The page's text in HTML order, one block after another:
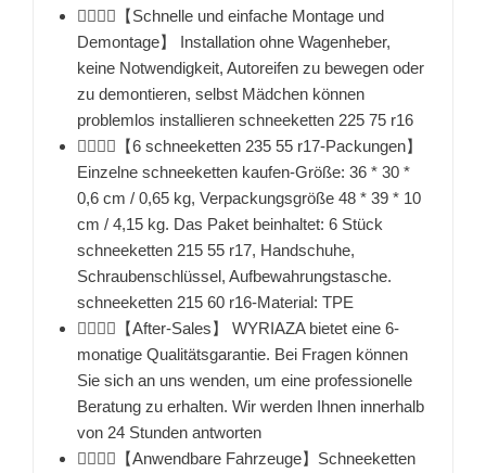
👉🏻👉🏻【Schnelle und einfache Montage und
Demontage】 Installation ohne Wagenheber,
keine Notwendigkeit, Autoreifen zu bewegen oder
zu demontieren, selbst Mädchen können
problemlos installieren schneeketten 225 75 r16
👉🏻👉🏻【6 schneeketten 235 55 r17-Packungen】
Einzelne schneeketten kaufen-Größe: 36 * 30 *
0,6 cm / 0,65 kg, Verpackungsgröße 48 * 39 * 10
cm / 4,15 kg. Das Paket beinhaltet: 6 Stück
schneeketten 215 55 r17, Handschuhe,
Schraubenschlüssel, Aufbewahrungstasche.
schneeketten 215 60 r16-Material: TPE
👉🏻👉🏻【After-Sales】 WYRIAZA bietet eine 6-
monatige Qualitätsgarantie. Bei Fragen können
Sie sich an uns wenden, um eine professionelle
Beratung zu erhalten. Wir werden Ihnen innerhalb
von 24 Stunden antworten
👉🏻👉🏻【Anwendbare Fahrzeuge】Schneeketten